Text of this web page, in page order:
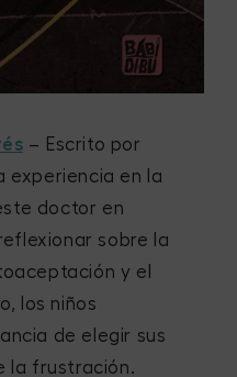
– Escrito por
experiencia en la
doctor en
sobre la
y el
los niños
de elegir sus
la frustración.